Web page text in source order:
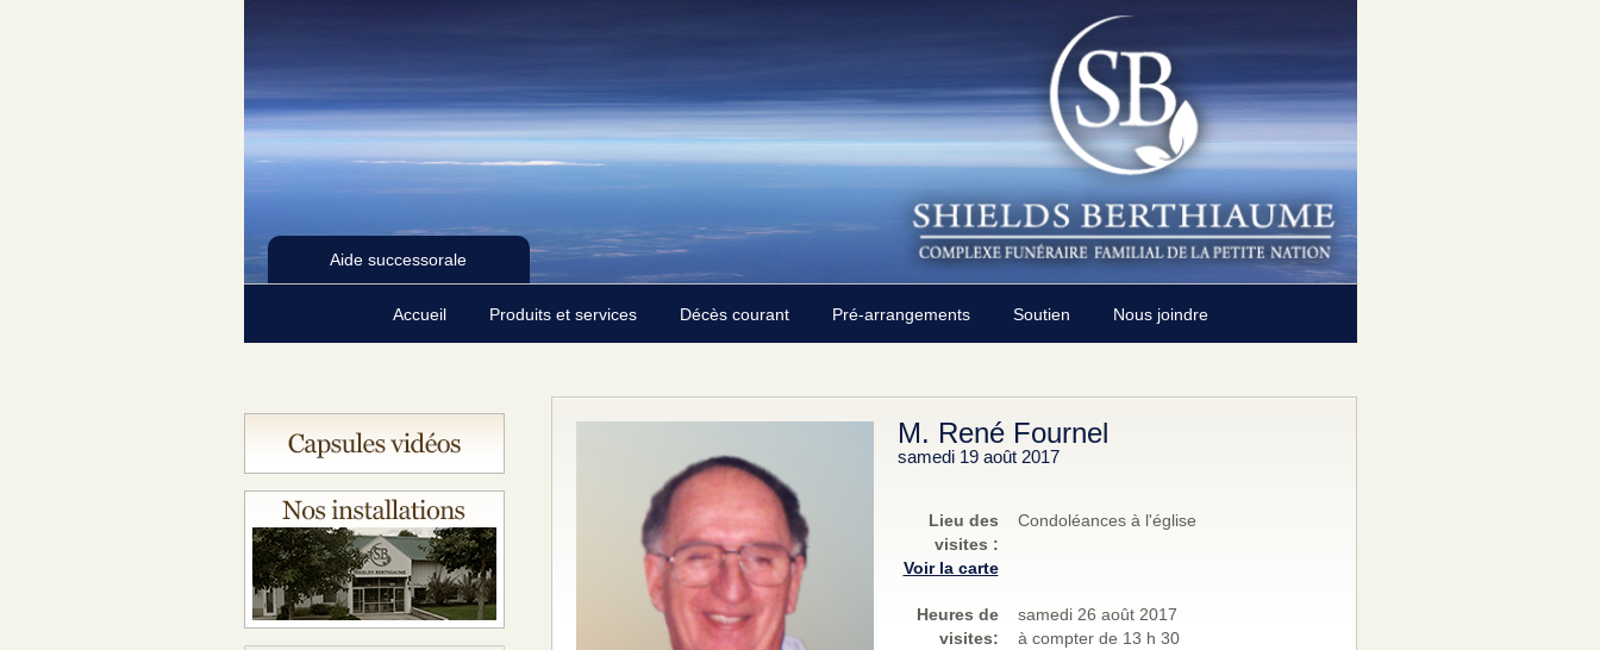
Aide successorale
Accueil Produits et services Décès courant Pré-arrangements Soutien Nous joindre
M. René Fournel
samedi 19 août 2017
Lieu des
visites :
Voir la carte
Condoléances à l'église
Heures de
visites:
samedi 26 août 2017
à compter de 13 h 30